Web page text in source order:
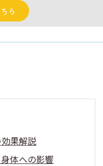
ら
果解説
体への影響